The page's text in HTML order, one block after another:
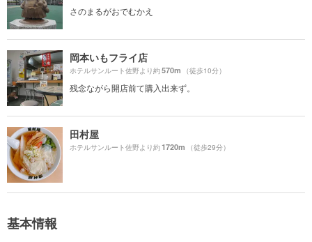
さのまるがおでむかえ
岡本いもフライ店
ホテルサンルート佐野より約570m （徒歩10分）
残念ながら開店前て購入出来ず。
田村屋
ホテルサンルート佐野より約1720m （徒歩29分）
基本情報